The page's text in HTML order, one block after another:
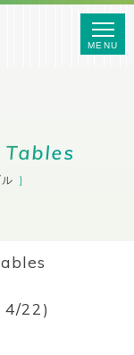
22)
MENU